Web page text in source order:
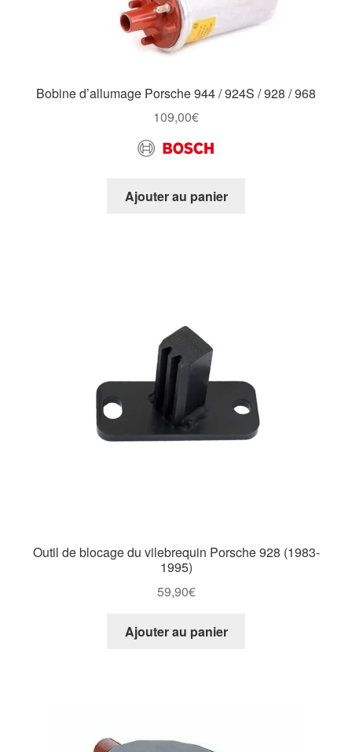
Bobine d’allumage Porsche 944 / 924S / 928 / 968
109,00€
Ajouter au panier
Outil de blocage du vilebrequin Porsche 928 (1983-
1995)
59,90€
Ajouter au panier